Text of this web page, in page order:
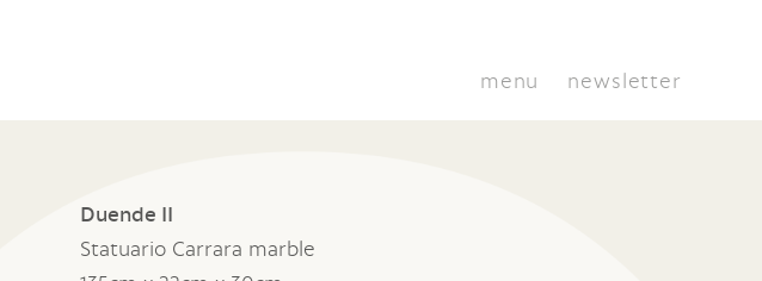
menu newsletter
Duende II
Statuario Carrara marble